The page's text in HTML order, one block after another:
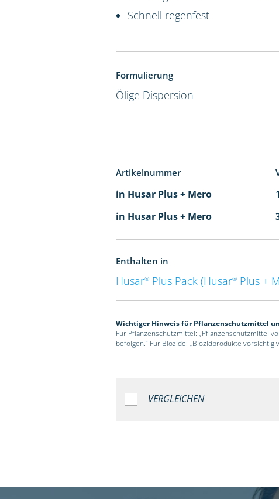
Schnell regenfest
Formulierung
Ölige Dispersion
Artikelnummer
in Husar Plus + Mero
in Husar Plus + Mero
Enthalten in
Husar® Plus Pack (Husar® Plus +
Wichtiger Hinweis für Pflanzenschutzmittel
Für Pflanzenschutzmittel: „Pflanzenschutzmittel
befolgen.“ Für Biozide: „Biozidprodukte
VERGLEICHEN